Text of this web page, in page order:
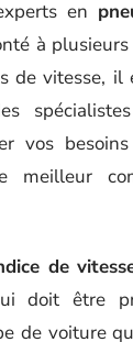
en
à plusieurs
de vitesse, il
vos
meilleur
de
doit être
de voiture